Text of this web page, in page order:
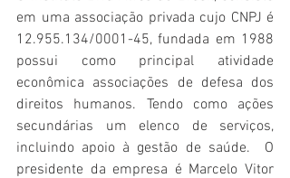
em uma associação privada cujo CNPJ é
12.955.134/0001-45, fundada em 1988
possui como principal atividade
econômica associações de defesa dos
direitos humanos. Tendo como ações
secundárias um elenco de serviços,
incluindo apoio à gestão de saúde.  O
presidente da empresa é Marcelo Vitor